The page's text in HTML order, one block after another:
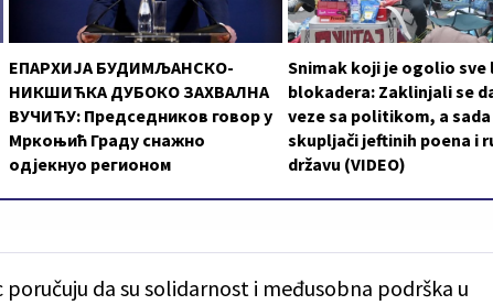
ЕПАРХИЈА БУДИМЉАНСКО-
НИКШИЋКА ДУБОКО ЗАХВАЛНА
ВУЧИЋУ: Председников говор у
Мркоњић Граду снажно
одјекнуо регионом
Snimak koji je ogolio sve
blokadera: Zaklinjali se
veze sa politikom, a
skupljači jeftinih poena i
državu (VIDEO)
poručuju da su solidarnost i međusobna podrška u